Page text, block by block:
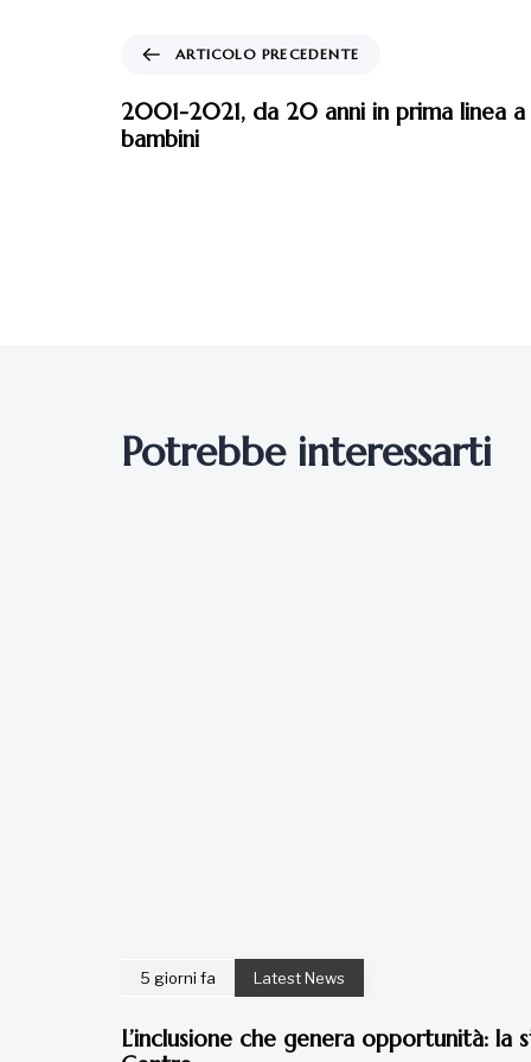
ARTICOLO PRECEDENTE
2001-2021, da 20 anni in prima linea
bambini
Potrebbe interessarti
5 giorni fa Latest News
L’inclusione che genera opportunità: la